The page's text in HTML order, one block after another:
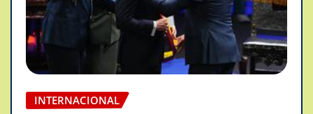
INTERNACIONAL